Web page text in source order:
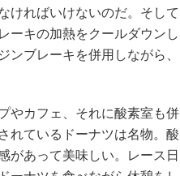
ければいけないのだ。そして
ーキの加熱をクールダウンし
ンブレーキを併用しながら、
やカフェ、それに酸素室も併
れているドーナツは名物。酸
があって美味しい。レース日